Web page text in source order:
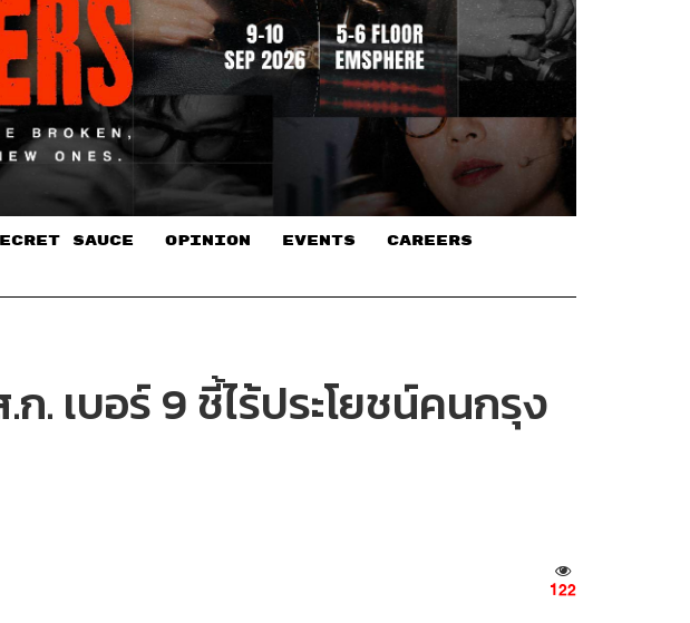
SAUCE​ OPINION EVENTS CAREERS
. เบอร์ 9 ชี้ไร้ประโยชน์คนกรุง
122